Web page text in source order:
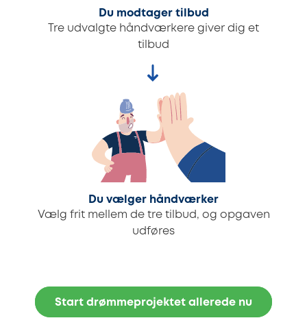
Du modtager tilbud
Tre udvalgte håndværkere giver dig et
tilbud
Du vælger håndværker
Vælg frit mellem de tre tilbud, og opgaven
udføres
Start drømmeprojektet allerede nu